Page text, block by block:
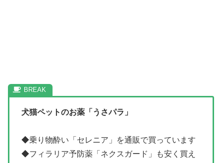
犬猫ペットのお薬「うさパラ」
◆乗り物酔い「セレニア」を通販で買っています
◆フィラリア予防薬「ネクスガード」も安く買え